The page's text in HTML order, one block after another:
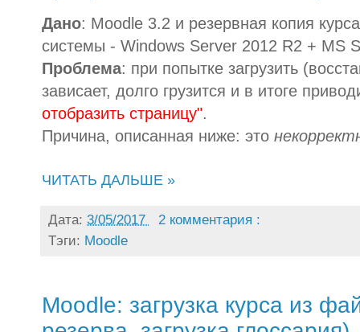
Дано: Moodle 3.2 и резервная копия
системы - Windows Server 2012 R2 + MS
Проблема: при попытке загрузить
зависает, долго грузится и в итоге
отобразить страницу".
Причина, описанная ниже: это
ЧИТАТЬ ДАЛЬШЕ »
Дата: 3/05/2017
2 комментария :
Тэги: Moodle
Moodle: загрузка курса из